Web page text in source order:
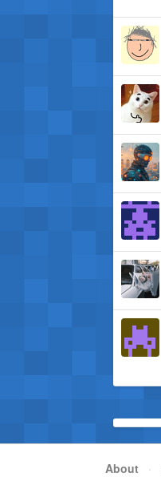
About ·